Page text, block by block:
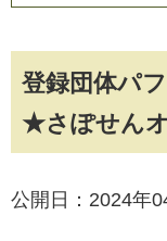
登録団体パ
★さぽせん
公開日：2024年